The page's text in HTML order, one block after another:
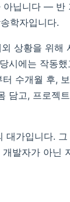
닙니다 — 반
학자입니다.
상황을 위해
시에는 작동
수개월 후,
담고, 프로젝
가입니다.
발자가 아닌